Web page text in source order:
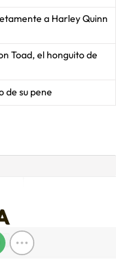
a Harley Quinn
Toad, el honguito de
de su pene